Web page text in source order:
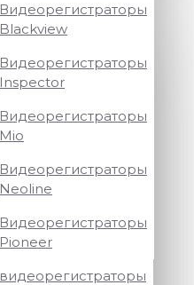
Видеорегистраторы
Blackview
Видеорегистраторы
Inspector
Видеорегистраторы
Mio
Видеорегистраторы
Neoline
Видеорегистраторы
Pioneer
видеорегистраторы